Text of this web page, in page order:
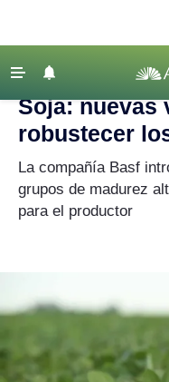
Agricultura
Lechería
Tecnología
Regionales
Agronegocios
‹ VOLVER
Agroclave
Soja: nuevas
robustecer
La compañía Basf
grupos de madurez
para el productor